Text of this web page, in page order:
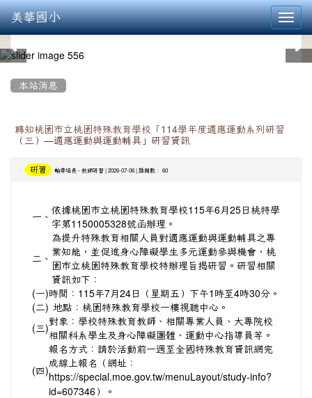
美華國小
本站消息
轉知桃園市立桃園特殊教育學校「114學年度適應運動系列研習
（三）—適應運動與運動輔具」研習資訊
研習 輔導組長 - 教師研習 | 2026-07-06 | 點閱數： 60
一、 依據桃園市立桃園特殊教育學校115年6月25日桃特學
字第1150005328號函辦理。
二、
為提升特殊教育相關人員對適應運動與運動輔具之專
業知能，並促進身心障礙學生多元運動參與機會，桃
園市立桃園特殊教育學校特辦理旨揭研習。研習相關
資訊如下：
(一)時間：115年7月24日（星期五）下午1時至4時30分。
(二) 地點：桃園特殊教育學校一樓視聽中心。
(三)對象：學校特殊教育教師、相關專業人員、大專院校
相關科系學生及身心障礙團體、運動中心指導員等。
(四)
報名方式：請於活動前一週至全國特殊教育資訊網完
成線上報名（網址：
https://special.moe.gov.tw/menuLayout/study-info?
id=607346）。